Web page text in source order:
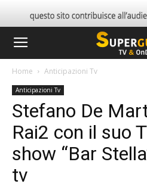
Home Anticipazioni Tv
Anticipazioni Tv
Stefano De
Rai2 con il suo
show “Bar
tv